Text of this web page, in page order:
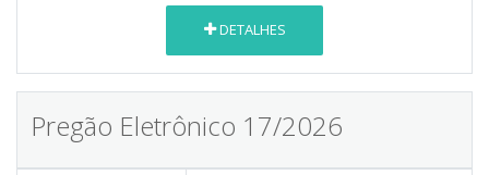
DETALHES
Pregão Eletrônico 17/2026